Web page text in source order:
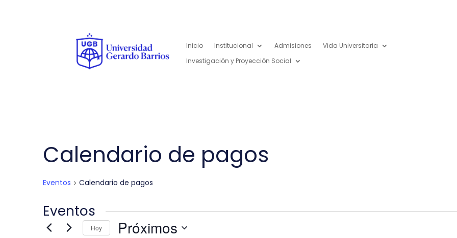
Inicio Institucional Admisiones
Vida Universitaria
Investigación y Proyección Social
Calendario de pagos
Eventos Calendario de pagos
Eventos
Hoy Próximos